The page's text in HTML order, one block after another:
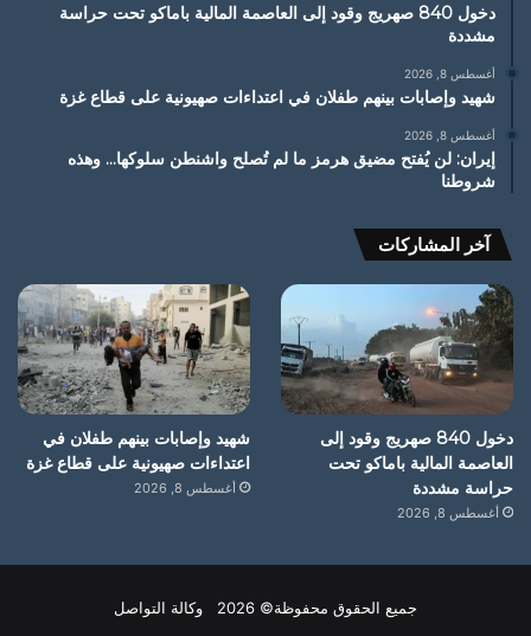
دخول 840 صهريج وقود إلى العاصمة المالية باماكو تحت حراسة
مشددة
أغسطس 8, 2026
شهيد وإصابات بينهم طفلان في اعتداءات صهيونية على قطاع غزة
أغسطس 8, 2026
إيران: لن يُفتح مضيق هرمز ما لم تُصلح واشنطن سلوكها… وهذه
شروطنا
آخر المشاركات
دخول 840 صهريج وقود إلى
العاصمة المالية باماكو تحت
حراسة مشددة
أغسطس 8, 2026
شهيد وإصابات بينهم طفلان في
اعتداءات صهيونية على قطاع غزة
أغسطس 8, 2026
جميع الحقوق محفوظة© 2026 وكالة التواصل